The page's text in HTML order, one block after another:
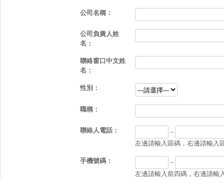
公司名稱：
公司負責人姓
名：
聯絡窗口中文姓
名：
性別：
職稱：
聯絡人電話：
－
左邊請輸入區碼，右邊請輸入
手機號碼：
－
左邊請輸入前四碼，右邊請輸